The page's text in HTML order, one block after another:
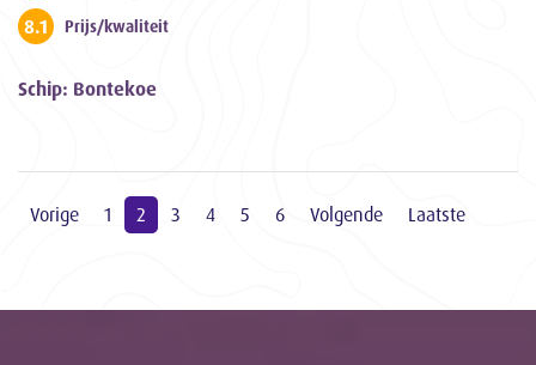
8.1 Prijs/kwaliteit
Schip: Bontekoe
Vorige 1 2 3 4 5 6 Volgende Laatste